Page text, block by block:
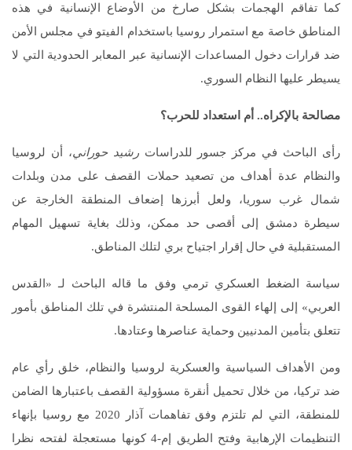
كما تفاقم الهجمات بشكل صارخ من الأوضاع الإنسانية في هذه
المناطق خاصة مع استمرار روسيا باستخدام الفيتو في مجلس الأمن
ضد قرارات دخول المساعدات الإنسانية عبر المعابر الحدودية التي لا
يسيطر عليها النظام السوري.
مصالحة بالإكراه.. أم استعداد للحرب؟
رأى الباحث في مركز جسور للدراساترشيد حوراني، أن لروسيا
والنظام عدة أهداف من تصعيد حملات القصف على مدن وبلدات
شمال غرب سوريا، ولعل أبرزها إضعاف المنطقة الخارجة عن
سيطرة دمشق إلى أقصى حد ممكن، وذلك بغاية تسهيل المهام
المستقبلية في حال إقرار اجتياح بري لتلك المناطق.
سياسة الضغط العسكري ترمي وفق ما قاله الباحث لـ «القدس
العربي» إلى إلهاء القوى المسلحة المنتشرة في تلك المناطق بأمور
تتعلق بتأمين المدنيين وحماية عناصرها وعتادها.
ومن الأهداف السياسية والعسكرية لروسيا والنظام، خلق رأي عام
ضد تركيا، من خلال تحميل أنقرة مسؤولية القصف باعتبارها الضامن
للمنطقة، التي لم تلتزم وفق تفاهمات آذار 2020 مع روسيا بإنهاء
التنظيمات الإرهابية وفتح الطريق إم-4 كونها مستعجلة لفتحه نظرا